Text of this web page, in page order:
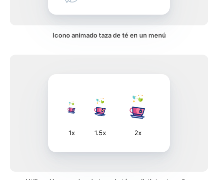
Icono animado taza de té en un menú
1x 1.5x 2x